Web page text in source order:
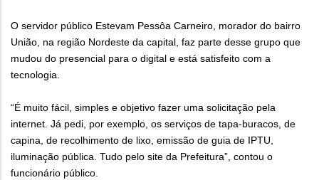
O servidor público Estevam Pessôa Carneiro, morador do bairro
União, na região Nordeste da capital, faz parte desse grupo que
mudou do presencial para o digital e está satisfeito com a
tecnologia.
“É muito fácil, simples e objetivo fazer uma solicitação pela
internet. Já pedi, por exemplo, os serviços de tapa-buracos, de
capina, de recolhimento de lixo, emissão de guia de IPTU,
iluminação pública. Tudo pelo site da Prefeitura”, contou o
funcionário público.